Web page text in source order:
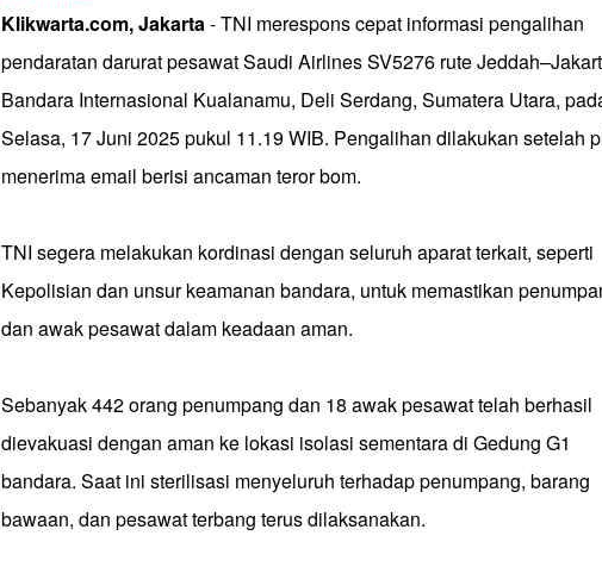
Klikwarta.com, Jakarta- TNI merespons cepat informasi pengalihan
pendaratan darurat pesawat Saudi Airlines SV5276 rute
Bandara Internasional Kualanamu, Deli Serdang, Sumatera Utara,
Selasa, 17 Juni 2025 pukul 11.19 WIB. Pengalihan dilakukan setelah
menerima email berisi ancaman teror bom.
TNI segera melakukan kordinasi dengan seluruh aparat terkait, seperti
Kepolisian dan unsur keamanan bandara, untuk memastikan
dan awak pesawat dalam keadaan aman.
Sebanyak 442 orang penumpang dan 18 awak pesawat telah berhasil
dievakuasi dengan aman ke lokasi isolasi sementara di Gedung G1
bandara. Saat ini sterilisasi menyeluruh terhadap penumpang, barang
bawaan, dan pesawat terbang terus dilaksanakan.